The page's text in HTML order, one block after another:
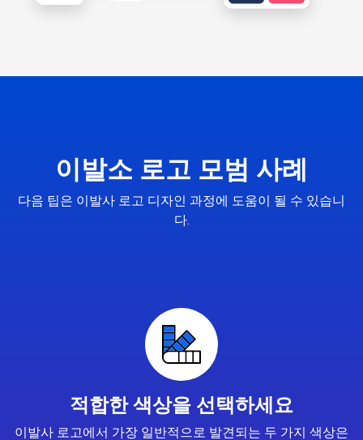
이발소 로고 모범 사례
다음 팁은 이발사 로고 디자인 과정에 도움이 될 수 있습니
다.
적합한 색상을 선택하세요
이발사 로고에서 가장 일반적으로 발견되는 두 가지 색상은